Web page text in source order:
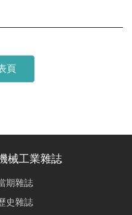
頁
械工業雜誌
期雜誌
史雜誌